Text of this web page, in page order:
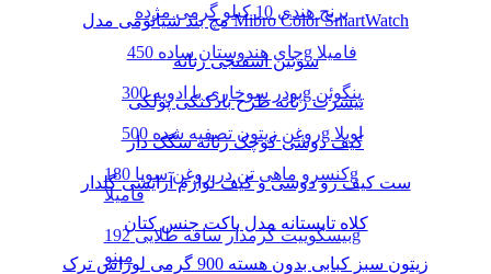
برنج هندی 10 کیلو گرمی مژده
چای هندوستان ساده 450g فامیلا
پودر سوخاری با ادویه 300g پنگوئن
روغن زیتون تصفیه شده 500g اویلا
کنسرو ماهی تن در روغن سویا 180g
فامیلا
بیسکوییت کرمدار ساقه طلایی 192g
مینو
مچ بند شیائومی مدل Mibro Color SmartWatch
سوتین اسفنجی زنانه
تیشرت زنانه طرح بادکنکی پولکی
کیف دوشی کوچک زنانه سگک دار
ست کیف رو دوشی و کیف لوازم آرایشی گلدار
کلاه تابستانه مدل باکت جنس کتان
زیتون سبز کبابی بدون هسته 900 گرمی لوراس ترک